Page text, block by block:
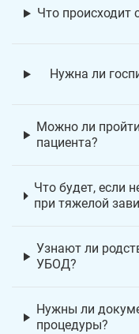
Что происходит
Нужна ли
Можно ли
пациента?
Что будет, если
при тяжелой
Узнают ли
УБОД?
Нужны ли
процедуры?